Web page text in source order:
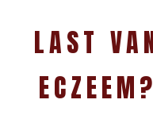
LAST
ECZEEM?